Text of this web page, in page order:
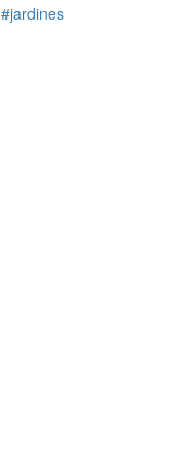
#jardines